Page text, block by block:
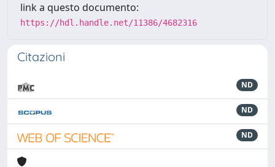
link a questo documento:
https://hdl.handle.net/11386/4682316
Citazioni
ND
ND
ND